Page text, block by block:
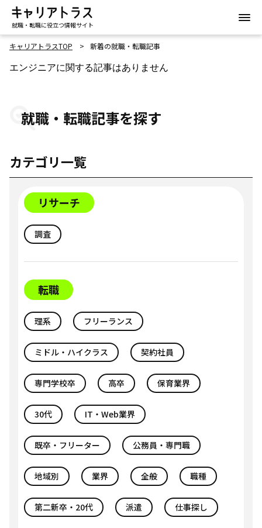
就職・転職に役立つ情報サイト
キャリアトラスTOP 新着の就職・転職記事
エンジニアに関する記事はありません
就職・転職記事を探す
カテゴリ一覧
リサーチ
調査
転職
理系 フリーランス
ミドル・ハイクラス 契約社員
専門学校卒 高卒 保育業界
30代 IT・Web業界
既卒・フリーター 公務員・専門職
地域別 業界 全般 職種
第二新卒・20代 派遣 仕事探し